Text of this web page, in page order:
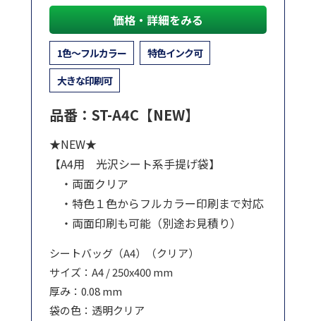
価格・詳細をみる
1色～フルカラー
特色インク可
大きな印刷可
品番：ST-A4C【NEW】
★NEW★
【A4用 光沢シート系手提げ袋】
・両面クリア
・特色１色からフルカラー印刷まで対応
・両面印刷も可能（別途お見積り）
シートバッグ（A4）（クリア）
サイズ：A4 / 250x400 mm
厚み：0.08 mm
袋の色：透明クリア